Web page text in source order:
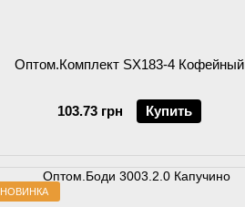
Оптом.Комплект SX183-4 Кофейный
103.73 грн Купить
НОВИНКА